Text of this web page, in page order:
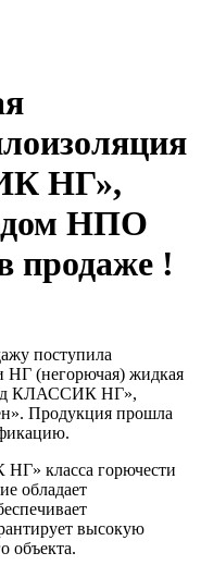
НГ»,
НПО
продаже !
поступила
НГ (негорючая) жидкая
КЛАССИК НГ»,
Продукция прошла
класса горючести
обладает
высокую
объекта.